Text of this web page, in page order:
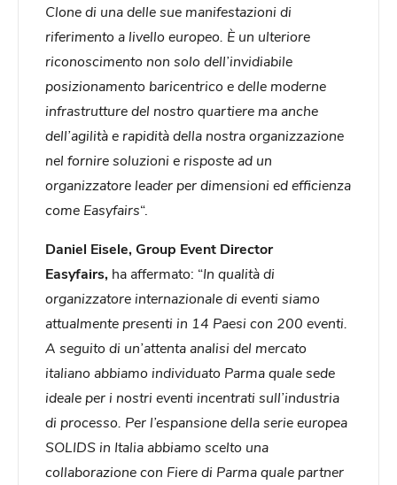
Clone di una delle sue manifestazioni di
riferimento a livello europeo. È un ulteriore
riconoscimento non solo dell’invidiabile
posizionamento baricentrico e delle moderne
infrastrutture del nostro quartiere ma anche
dell’agilità e rapidità della nostra organizzazione
nel fornire soluzioni e risposte ad un
organizzatore leader per dimensioni ed efficienza
come Easyfairs“.
Daniel Eisele, Group Event Director
Easyfairs, ha affermato: “In qualità di
organizzatore internazionale di eventi siamo
attualmente presenti in 14 Paesi con 200 eventi.
A seguito di un’attenta analisi del mercato
italiano abbiamo individuato Parma quale sede
ideale per i nostri eventi incentrati sull’industria
di processo. Per l’espansione della serie europea
SOLIDS in Italia abbiamo scelto una
collaborazione con Fiere di Parma quale partner